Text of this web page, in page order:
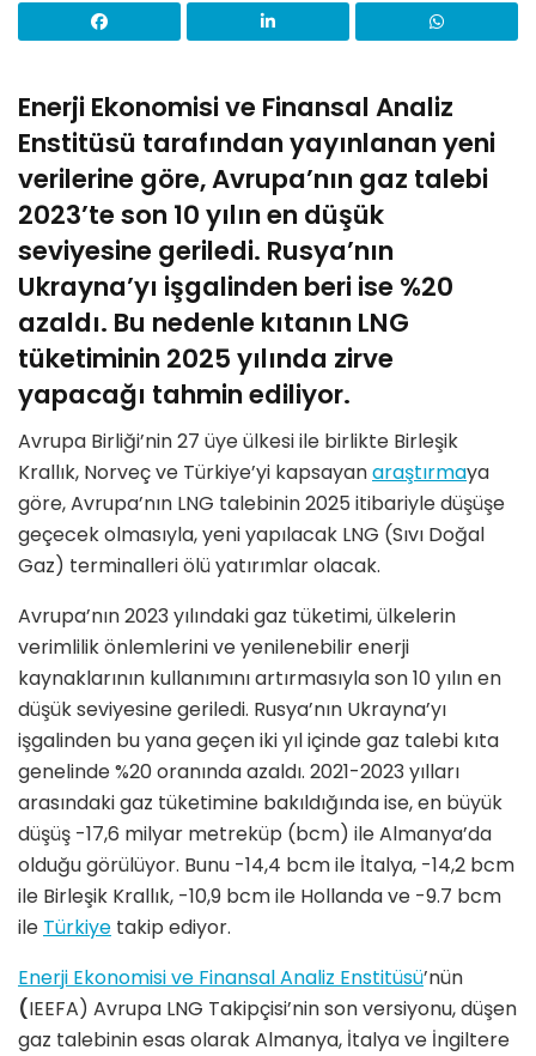
Enerji Ekonomisi ve Finansal Analiz
Enstitüsü tarafından yayınlanan yeni
verilerine göre, Avrupa’nın gaz talebi
2023’te son 10 yılın en düşük
seviyesine geriledi. Rusya’nın
Ukrayna’yı işgalinden beri ise %20
azaldı. Bu nedenle kıtanın LNG
tüketiminin 2025 yılında zirve
yapacağı tahmin ediliyor.
Avrupa Birliği’nin 27 üye ülkesi ile birlikte Birleşik
Krallık, Norveç ve Türkiye’yi kapsayanaraştırmaya
göre, Avrupa’nın LNG talebinin 2025 itibariyle düşüşe
geçecek olmasıyla, yeni yapılacak LNG (Sıvı Doğal
Gaz) terminalleri ölü yatırımlar olacak.
Avrupa’nın 2023 yılındaki gaz tüketimi, ülkelerin
verimlilik önlemlerini ve yenilenebilir enerji
kaynaklarının kullanımını artırmasıyla son 10 yılın en
düşük seviyesine geriledi. Rusya’nın Ukrayna’yı
işgalinden bu yana geçen iki yıl içinde gaz talebi kıta
genelinde %20 oranında azaldı. 2021-2023 yılları
arasındaki gaz tüketimine bakıldığında ise, en büyük
düşüş -17,6 milyar metreküp (bcm) ile Almanya’da
olduğu görülüyor. Bunu -14,4 bcm ile İtalya, -14,2 bcm
ile Birleşik Krallık, -10,9 bcm ile Hollanda ve -9.7 bcm
ile Türkiye takip ediyor.
Enerji Ekonomisi ve Finansal Analiz Enstitüsü’nün
(IEEFA) Avrupa LNG Takipçisi’nin son versiyonu, düşen
gaz talebinin esas olarak Almanya, İtalya ve İngiltere